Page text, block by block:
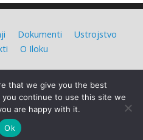
Dokumenti
Ustrojstvo
O Iloku
Admin d.o.o.
Mantra& WordPress.
that we give you the best
continue to use this site we
are happy with it.
Ok